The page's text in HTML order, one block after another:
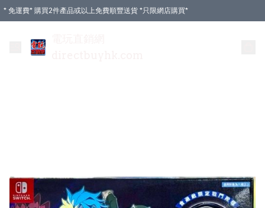
* 免運費* 購買2件產品或以上免費順豐送貨 *只限網店購買*